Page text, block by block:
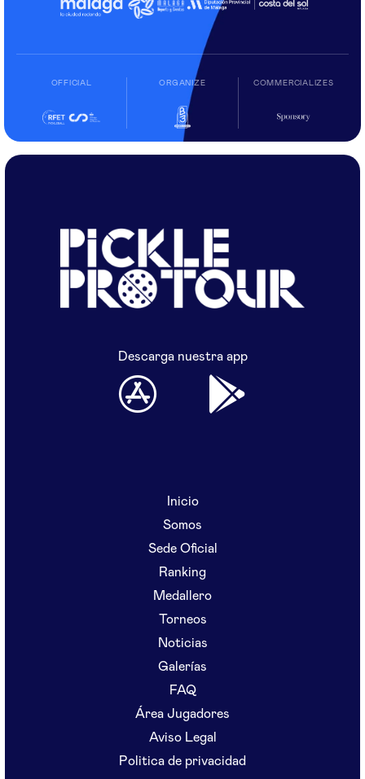
OFFICIAL ORGANIZE COMMERCIALIZES
Descarga nuestra app
Inicio
Somos
Sede Oficial
Ranking
Medallero
Torneos
Noticias
Galerías
FAQ
Área Jugadores
Aviso Legal
Politica de privacidad